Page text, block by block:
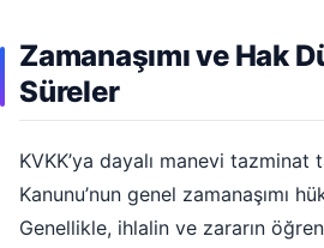
Zamanaşımı ve Hak
Süreler
KVKK’ya dayalı manevi
Kanunu’nun genel zamanaşımı
Genellikle, ihlalin ve zararın